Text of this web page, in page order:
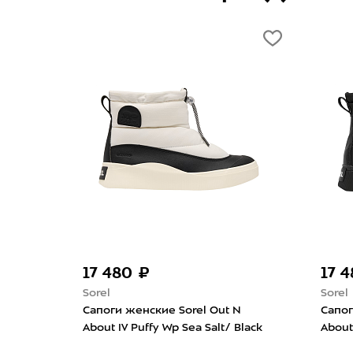
6 995 ₽13 990 ₽
The North Face
Сапоги женские The North Face
Thermoball Lace Up WP Almond
6 995 ₽
The North
Сапоги
Thermoball